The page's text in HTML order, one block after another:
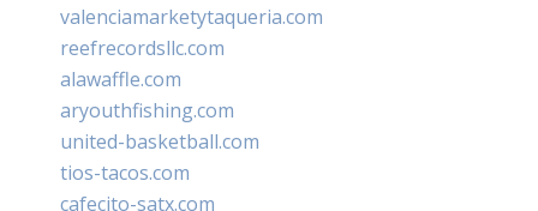
valenciamarketytaqueria.com
reefrecordsllc.com
alawaffle.com
aryouthfishing.com
united-basketball.com
tios-tacos.com
cafecito-satx.com